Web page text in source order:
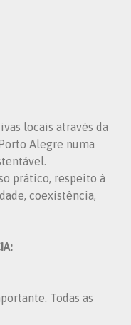
locais através da
Alegre numa
prático, respeito à
coexistência,
Todas as